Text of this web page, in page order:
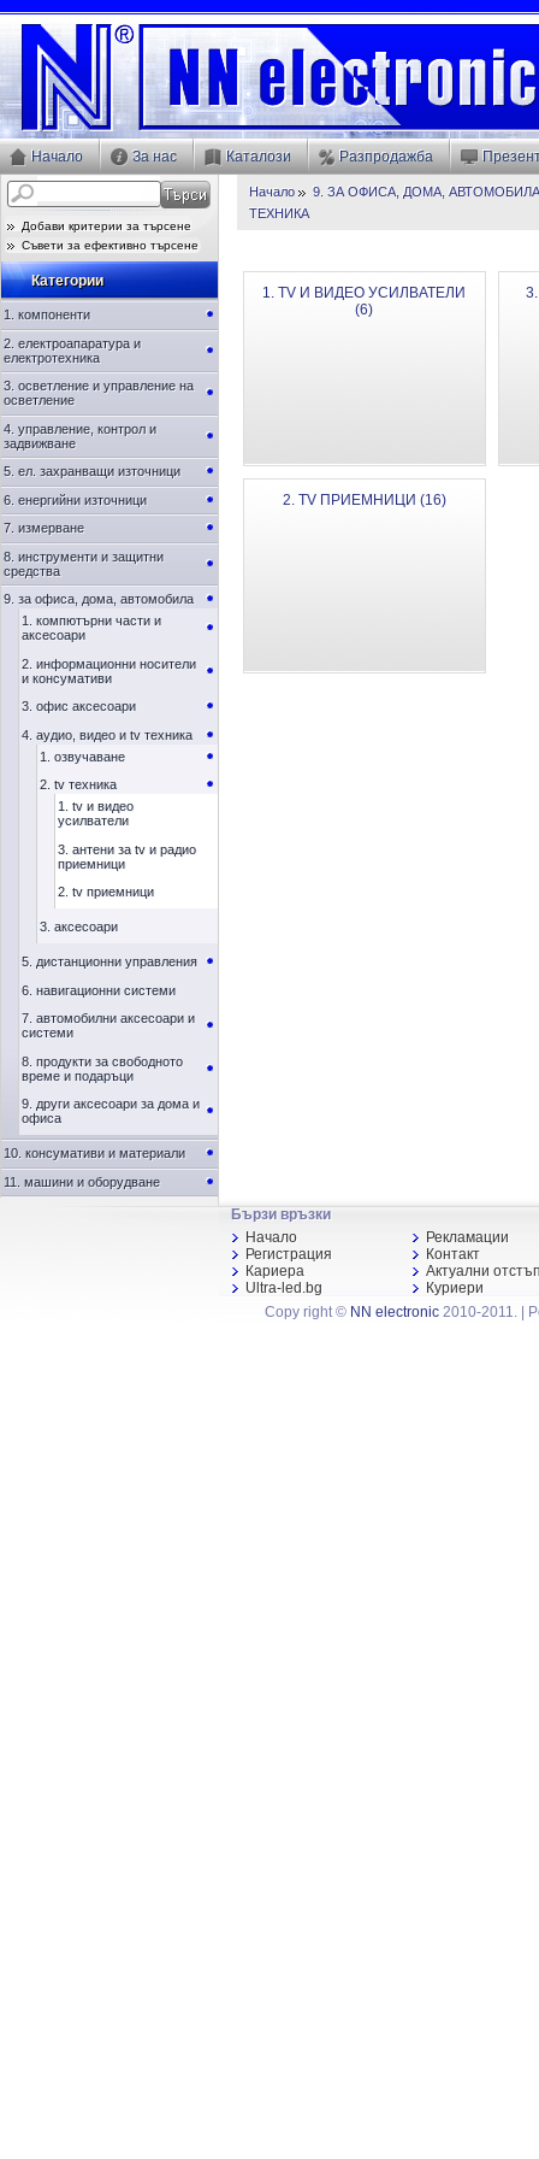
Начало За нас Каталози Разпродажба
Добави критерии за търсене
Съвети за ефективно търсене
Категории
1. компоненти
2. електроапаратура и
електротехника
3. осветление и управление на
осветление
4. управление, контрол и
задвижване
5. ел. захранващи източници
6. енергийни източници
7. измерване
8. инструменти и защитни
средства
9. за офиса, дома, автомобила
1. компютърни части и
аксесоари
2. информационни носители
и консумативи
3. офис аксесоари
4. аудио, видео и tv техника
1. озвучаване
2. tv техника
1. tv и видео
усилватели
3. антени за tv и радио
приемници
2. tv приемници
3. аксесоари
5. дистанционни управления
6. навигационни системи
7. автомобилни аксесоари и
системи
8. продукти за свободното
време и подаръци
9. други аксесоари за дома и
офиса
10. консумативи и материали
11. машини и оборудване
Начало
9. ЗА ОФИСА, ДОМА, АВТОМОБИЛА
ТЕХНИКА
1. TV И ВИДЕО УСИЛВАТЕЛИ
(6)
2. TV ПРИЕМНИЦИ (16)
Бързи връзки
Начало
Рекламации
Регистрация
Контакт
Кариера
Актуални
Ultra-led.bg
Куриери
Copy right © NN electronic 2010-2011. |